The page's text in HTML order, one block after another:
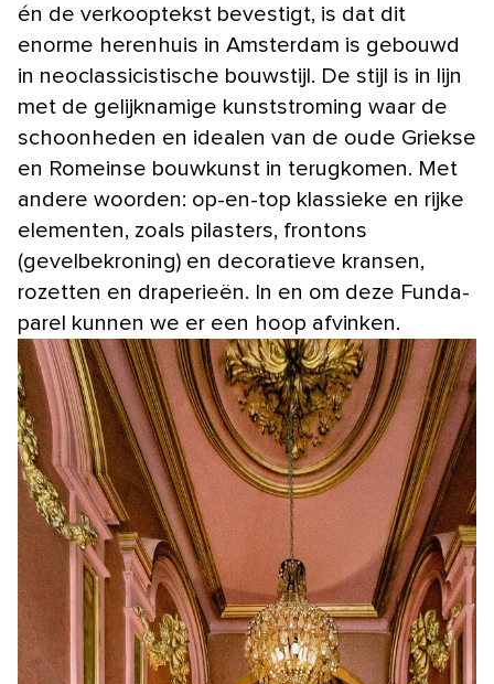
én de verkooptekst bevestigt, is dat dit
enorme herenhuis in Amsterdam is gebouwd
in neoclassicistische bouwstijl. De stijl is in lijn
met de gelijknamige kunststroming waar de
schoonheden en idealen van de oude Griekse
en Romeinse bouwkunst in terugkomen. Met
andere woorden: op-en-top klassieke en rijke
elementen, zoals pilasters, frontons
(gevelbekroning) en decoratieve kransen,
rozetten en draperieën. In en om deze Funda-
parel kunnen we er een hoop afvinken.